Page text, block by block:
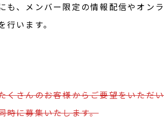
も、メンバー限定の情報配信やオン
行います。
くさんのお客様からご要望をいただ
時に募集いたします。